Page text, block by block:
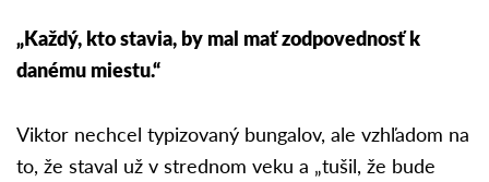
„Každý, kto stavia, by mal mať zodpovednosť k
danému miestu.“
Viktor nechcel typizovaný bungalov, ale vzhľadom na
to, že staval už v strednom veku a „tušil, že bude